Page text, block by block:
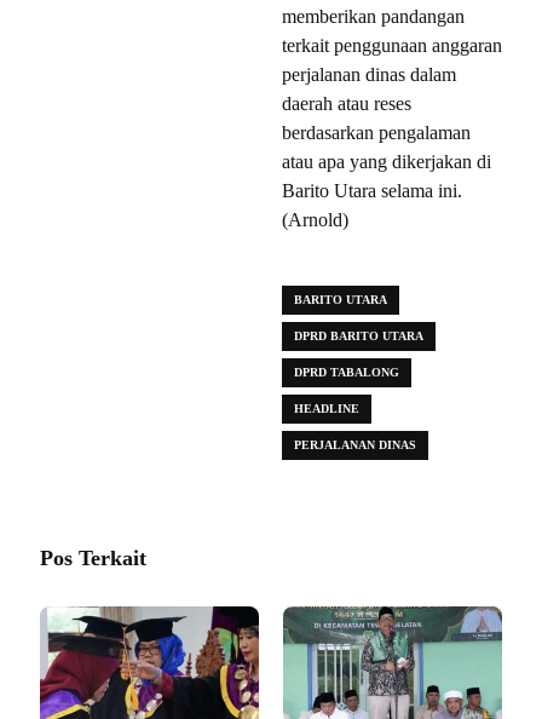
memberikan pandangan
terkait penggunaan anggaran
perjalanan dinas dalam
daerah atau reses
berdasarkan pengalaman
atau apa yang dikerjakan di
Barito Utara selama ini.
(Arnold)
BARITO UTARA
DPRD BARITO UTARA
DPRD TABALONG
HEADLINE
PERJALANAN DINAS
Pos Terkait